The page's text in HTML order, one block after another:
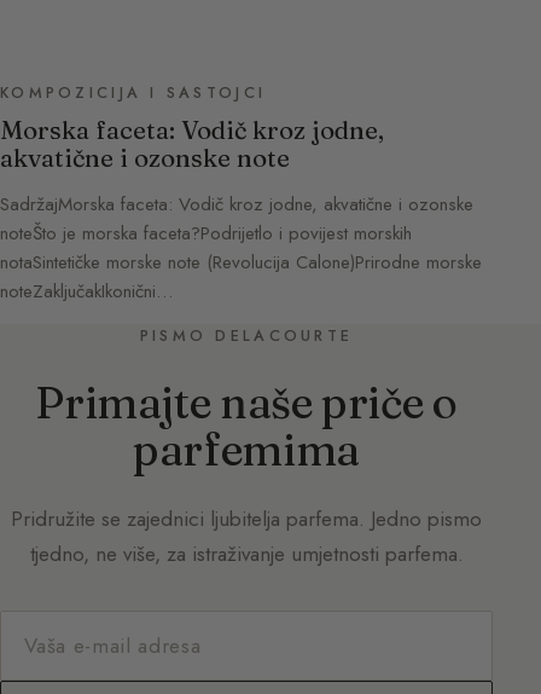
KOMPOZICIJA I SASTOJCI
Morska faceta: Vodič kroz jodne,
akvatične i ozonske note
SadržajMorska faceta: Vodič kroz jodne, akvatične i ozonske
noteŠto je morska faceta?Podrijetlo i povijest morskih
notaSintetičke morske note (Revolucija Calone)Prirodne morske
noteZaključakIkonični…
PISMO DELACOURTE
Primajte naše priče o
parfemima
Pridružite se zajednici ljubitelja parfema. Jedno pismo
tjedno, ne više, za istraživanje umjetnosti parfema.